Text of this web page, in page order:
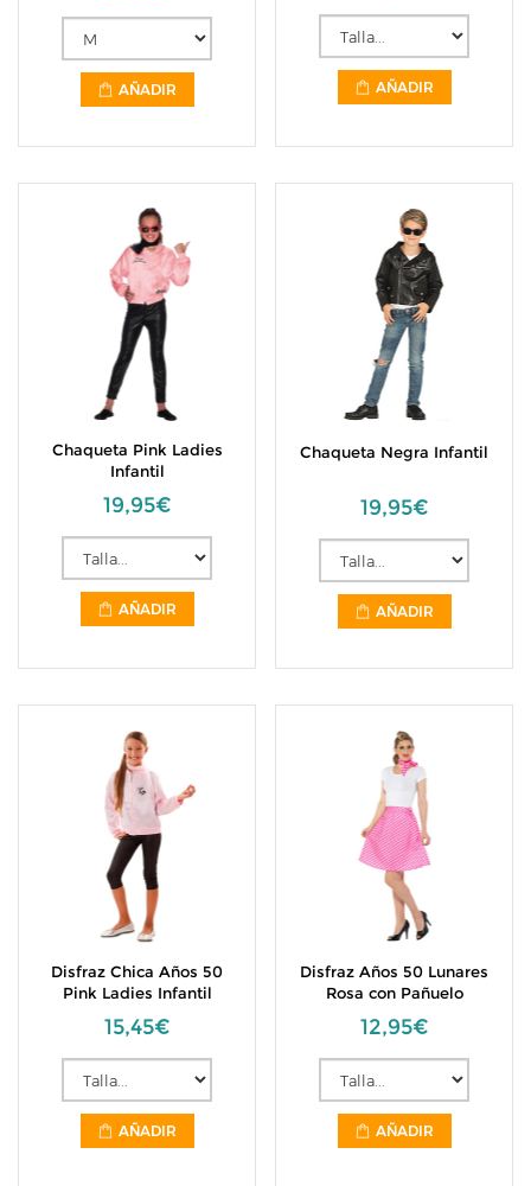
AÑADIR AÑADIR
Chaqueta Pink Ladies
Infantil
19,95€
AÑADIR
Chaqueta Negra Infantil
19,95€
AÑADIR
Disfraz Chica Años 50
Pink Ladies Infantil
15,45€
AÑADIR
Disfraz Años 50 Lunares
Rosa con Pañuelo
12,95€
AÑADIR